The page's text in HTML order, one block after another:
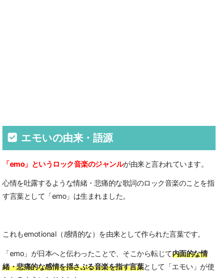
エモいの由来・語源
「emo」というロック音楽のジャンルが由来と言われています。
心情を吐露するような情緒・悲痛的な歌詞のロック音楽のことを指
す言葉として「emo」は生まれました。
これもemotional（感情的な）を由来として作られた言葉です。
「emo」が日本へと伝わったことで、そこから転じて内面的な情
緒・悲痛的な感情を揺さぶる音楽を指す言葉として「エモい」が使